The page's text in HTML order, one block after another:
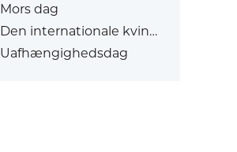
Mors dag
Den internationale kvindedag
Uafhængighedsdag